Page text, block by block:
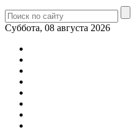
Суббота, 08 августа 2026